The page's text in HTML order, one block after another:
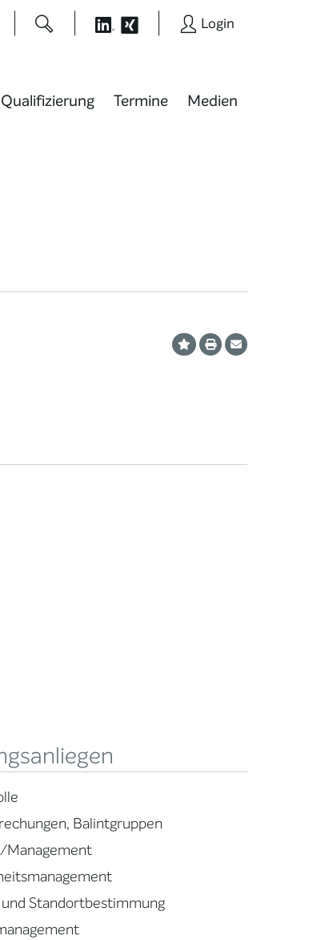
Login
Qualifizierung Termine Medien
Balintgruppen
Management
Standortbestimmung